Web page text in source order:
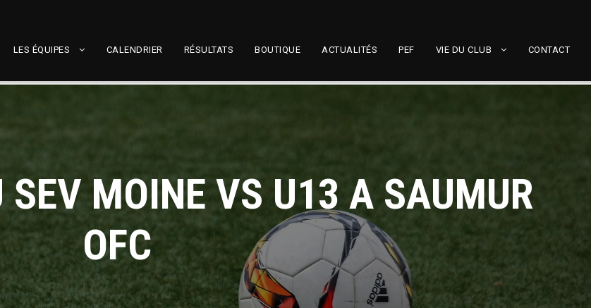
LES ÉQUIPES CALENDRIER RÉSULTATS BOUTIQUE ACTUALITÉS PEF VIE DU CLUB CONTACT
SEV MOINE VS U13 A SAUMUR
OFC